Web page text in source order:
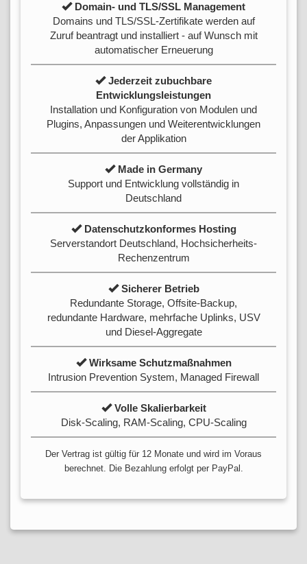
Domain- und TLS/SSL Management
Domains und TLS/SSL-Zertifikate werden auf
Zuruf beantragt und installiert - auf Wunsch mit
automatischer Erneuerung
Jederzeit zubuchbare
Entwicklungsleistungen
Installation und Konfiguration von Modulen und
Plugins, Anpassungen und Weiterentwicklungen
der Applikation
Made in Germany
Support und Entwicklung vollständig in
Deutschland
Datenschutzkonformes Hosting
Serverstandort Deutschland, Hochsicherheits-
Rechenzentrum
Sicherer Betrieb
Redundante Storage, Offsite-Backup,
redundante Hardware, mehrfache Uplinks, USV
und Diesel-Aggregate
Wirksame Schutzmaßnahmen
Intrusion Prevention System, Managed Firewall
Volle Skalierbarkeit
Disk-Scaling, RAM-Scaling, CPU-Scaling
Der Vertrag ist gültig für 12 Monate und wird im Voraus
berechnet. Die Bezahlung erfolgt per PayPal.